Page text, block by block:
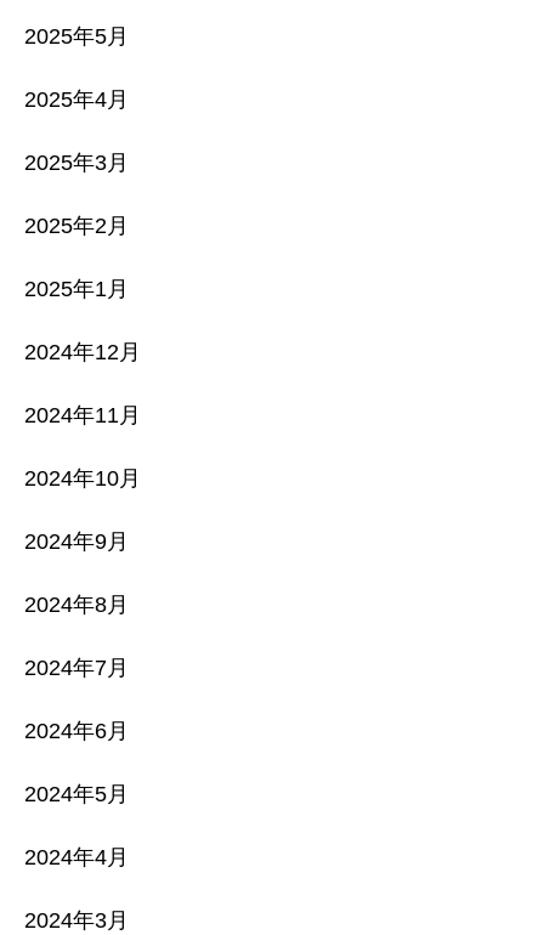
2025年5月
2025年4月
2025年3月
2025年2月
2025年1月
2024年12月
2024年11月
2024年10月
2024年9月
2024年8月
2024年7月
2024年6月
2024年5月
2024年4月
2024年3月